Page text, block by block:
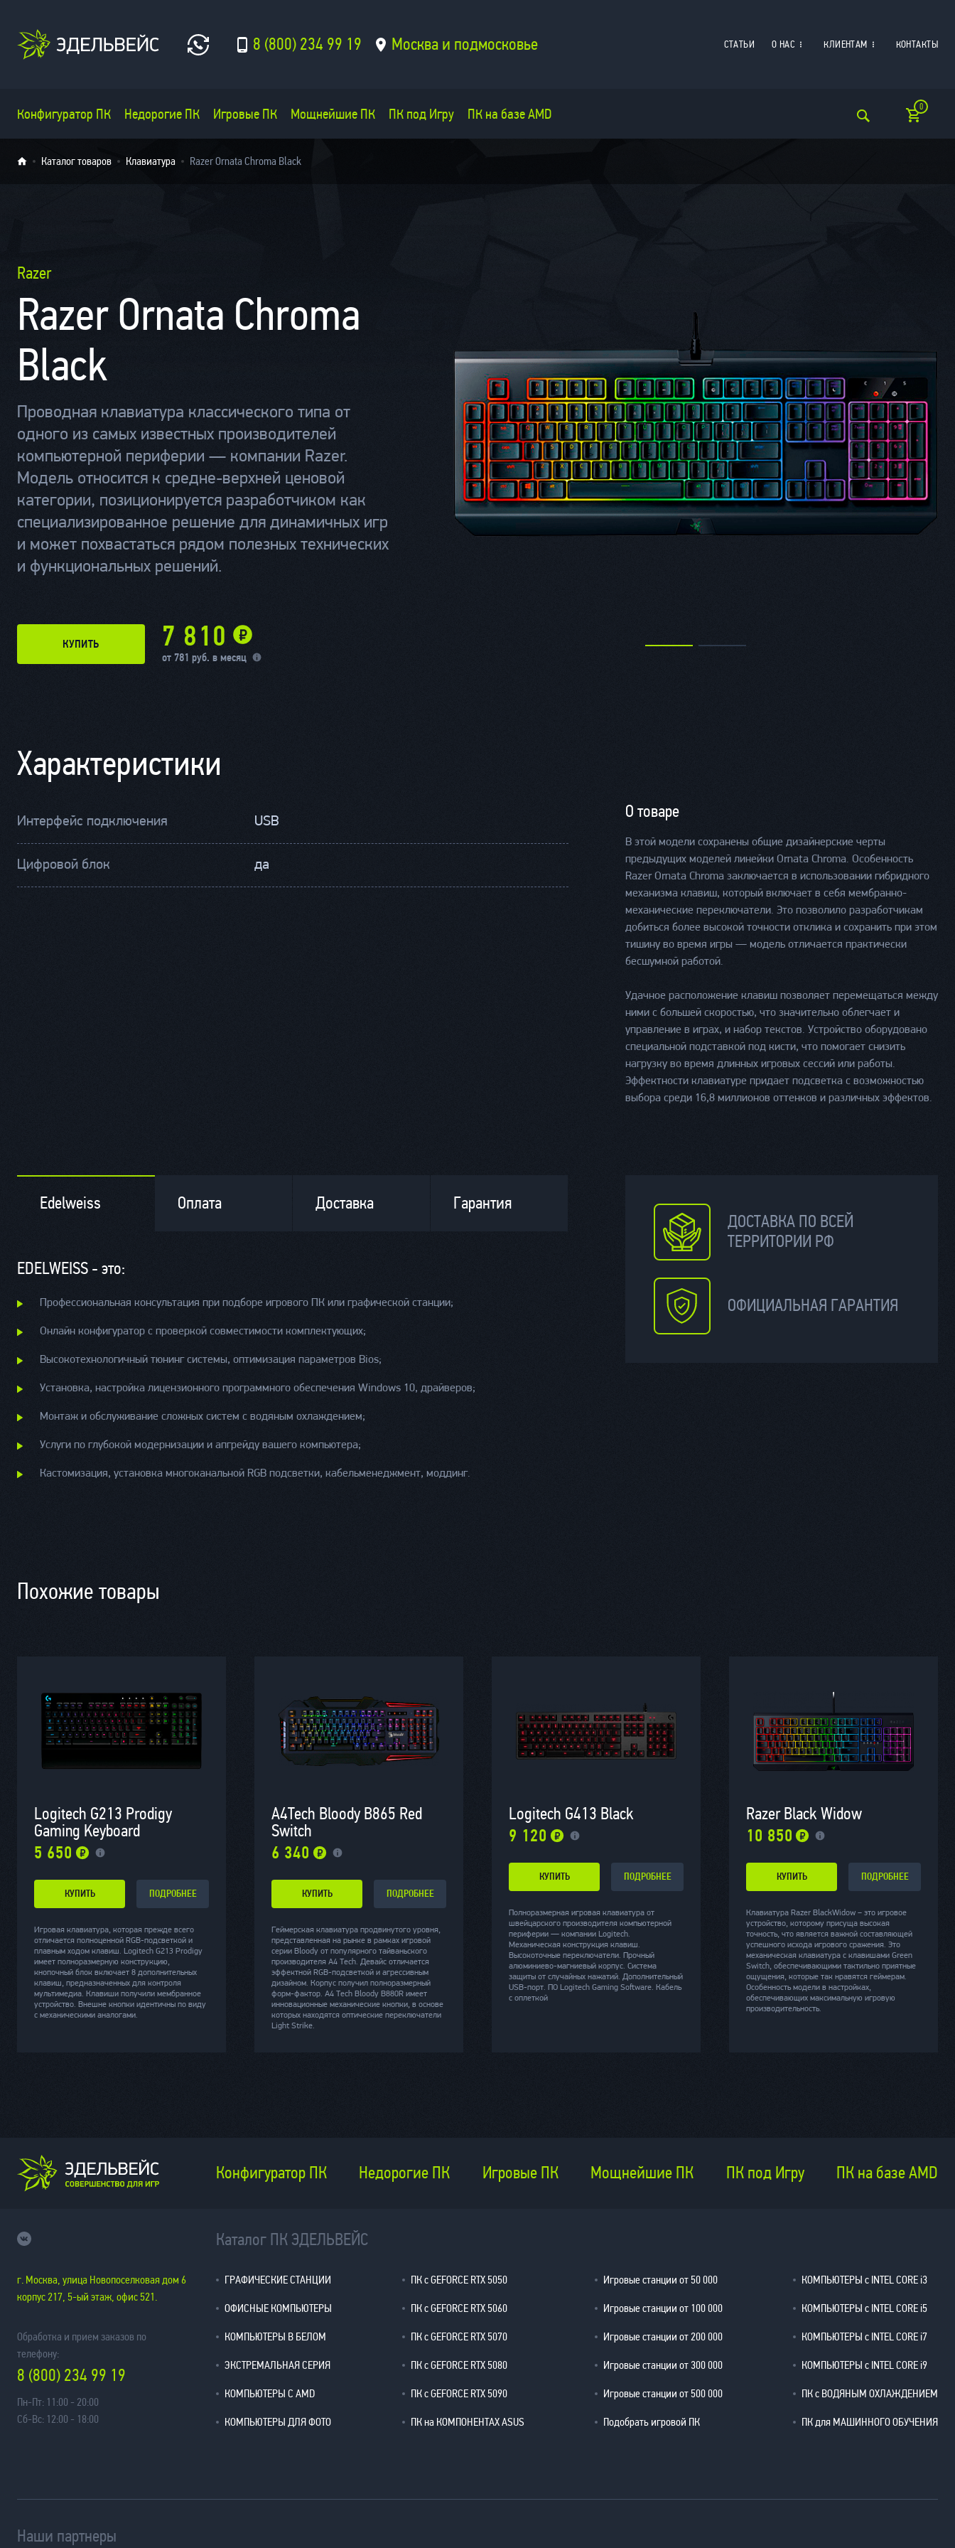
8 (800) 234 99 19 Москва и подмосковье СТАТЬИ О НАС КЛИЕНТАМ КОНТАКТЫ
Конфигуратор ПК Недорогие ПК Игровые ПК Мощнейшие ПК ПК под Игру ПК на базе AMD 0
Каталог товаров Клавиатура Razer Ornata Chroma Black
Razer
Razer Ornata Chroma
Black
Проводная клавиатура классического типа от
одного из самых известных производителей
компьютерной периферии — компании Razer.
Модель относится к средне-верхней ценовой
категории, позиционируется разработчиком как
специализированное решение для динамичных игр
и может похвастаться рядом полезных технических
и функциональных решений.
КУПИТЬ 7 810
от 781 руб. в месяц
Характеристики
Интерфейс подключения USB
Цифровой блок да
О товаре
В этой модели сохранены общие дизайнерские черты
предыдущих моделей линейки Ornata Chroma. Особенность
Razer Ornata Chroma заключается в использовании гибридного
механизма клавиш, который включает в себя мембранно-
механические переключатели. Это позволило разработчикам
добиться более высокой точности отклика и сохранить при этом
тишину во время игры — модель отличается практически
бесшумной работой.
Удачное расположение клавиш позволяет перемещаться между
ними с большей скоростью, что значительно облегчает и
управление в играх, и набор текстов. Устройство оборудовано
специальной подставкой под кисти, что помогает снизить
нагрузку во время длинных игровых сессий или работы.
Эффектности клавиатуре придает подсветка с возможностью
выбора среди 16,8 миллионов оттенков и различных эффектов.
Edelweiss Оплата Доставка Гарантия
EDELWEISS - это:
Профессиональная консультация при подборе игрового ПК или графической станции;
Онлайн конфигуратор с проверкой совместимости комплектующих;
Высокотехнологичный тюнинг системы, оптимизация параметров Bios;
Установка, настройка лицензионного программного обеспечения Windows 10, драйверов;
Монтаж и обслуживание сложных систем с водяным охлаждением;
Услуги по глубокой модернизации и апгрейду вашего компьютера;
Кастомизация, установка многоканальной RGB подсветки, кабельменеджмент, моддинг.
ДОСТАВКА ПО ВСЕЙ
ТЕРРИТОРИИ РФ
ОФИЦИАЛЬНАЯ ГАРАНТИЯ
Похожие товары
Logitech G213 Prodigy
Gaming Keyboard
5 650
КУПИТЬ ПОДРОБНЕЕ
Игровая клавиатура, которая прежде всего
отличается полноценной RGB-подсветкой и
плавным ходом клавиш. Logitech G213 Prodigy
имеет полноразмерную конструкцию,
кнопочный блок включает 8 дополнительных
клавиш, предназначенных для контроля
мультимедиа. Клавиши получили мембранное
устройство. Внешне кнопки идентичны по виду
с механическими аналогами.
A4Tech Bloody B865 Red
Switch
6 340
КУПИТЬ ПОДРОБНЕЕ
Геймерская клавиатура продвинутого уровня,
представленная на рынке в рамках игровой
серии Bloody от популярного тайваньского
производителя A4 Tech. Девайс отличается
эффектной RGB-подсветкой и агрессивным
дизайном. Корпус получил полноразмерный
форм-фактор. A4 Tech Bloody B880R имеет
инновационные механические кнопки, в основе
которых находятся оптические переключатели
Light Strike.
Logitech G413 Black
9 120
КУПИТЬ ПОДРОБНЕЕ
Полноразмерная игровая клавиатура от
швейцарского производителя компьютерной
периферии — компании Logitech.
Механическая конструкция клавиш.
Высокоточные переключатели. Прочный
алюминиево-магниевый корпус. Система
защиты от случайных нажатий. Дополнительный
USB-порт. ПО Logitech Gaming Software. Кабель
с оплеткой
Razer Black Widow
10 850
КУПИТЬ ПОДРОБНЕЕ
Клавиатура Razer BlackWidow − это игровое
устройство, которому присуща высокая
точность, что является важной составляющей
успешного исхода игрового сражения. Это
механическая клавиатура с клавишами Green
Switch, обеспечивающими тактильно приятные
ощущения, которые так нравятся геймерам.
Особенность модели в настройках,
обеспечивающих максимальную игровую
производительность.
Конфигуратор ПК Недорогие ПК Игровые ПК Мощнейшие ПК ПК под Игру ПК на базе AMD
г. Москва, улица Новопоселковая дом 6
корпус 217, 5-ый этаж, офис 521.
Обработка и прием заказов по
телефону:
8 (800) 234 99 19
Пн-Пт: 11:00 - 20:00
Сб-Вс: 12:00 - 18:00
Каталог ПК ЭДЕЛЬВЕЙС
ГРАФИЧЕСКИЕ СТАНЦИИ
ОФИСНЫЕ КОМПЬЮТЕРЫ
КОМПЬЮТЕРЫ В БЕЛОМ
ЭКСТРЕМАЛЬНАЯ СЕРИЯ
КОМПЬЮТЕРЫ С AMD
КОМПЬЮТЕРЫ ДЛЯ ФОТО
ПК с GEFORCE RTX 5050
ПК с GEFORCE RTX 5060
ПК с GEFORCE RTX 5070
ПК с GEFORCE RTX 5080
ПК с GEFORCE RTX 5090
ПК на КОМПОНЕНТАХ ASUS
Игровые станции от 50 000
Игровые станции от 100 000
Игровые станции от 200 000
Игровые станции от 300 000
Игровые станции от 500 000
Подобрать игровой ПК
КОМПЬЮТЕРЫ с INTEL CORE i3
КОМПЬЮТЕРЫ с INTEL CORE i5
КОМПЬЮТЕРЫ с INTEL CORE i7
КОМПЬЮТЕРЫ с INTEL CORE i9
ПК с ВОДЯНЫМ ОХЛАЖДЕНИЕМ
ПК для МАШИННОГО ОБУЧЕНИЯ
Наши партнеры